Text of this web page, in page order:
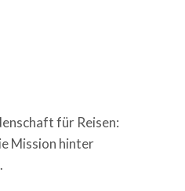
für Reisen:
Mission hinter